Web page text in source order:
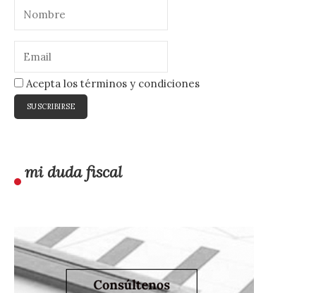
Acepta los términos y condiciones
mi duda fiscal